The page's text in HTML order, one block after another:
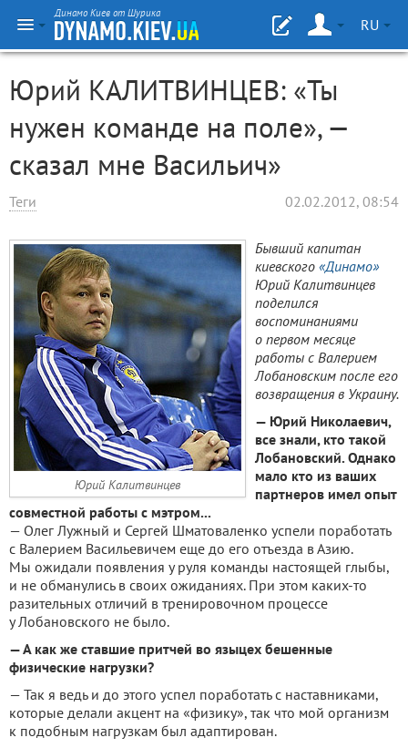
Динамо Киев от Шурика
RU
Юрий КАЛИТВИНЦЕВ: «Ты
нужен команде на поле», —
сказал мне Васильич»
Теги 02.02.2012, 08:54
Юрий Калитвинцев
Бывший капитан
киевского «Динамо»
Юрий Калитвинцев
поделился
воспоминаниями
о первом месяце
работы с Валерием
Лобановским после его
возвращения в Украину.
— Юрий Николаевич,
все знали, кто такой
Лобановский. Однако
мало кто из ваших
партнеров имел опыт
совместной работы с мэтром...
— Олег Лужный и Сергей Шматоваленко успели поработать
с Валерием Васильевичем еще до его отъезда в Азию.
Мы ожидали появления у руля команды настоящей глыбы,
и не обманулись в своих ожиданиях. При этом каких-то
разительных отличий в тренировочном процессе
у Лобановского не было.
— А как же ставшие притчей во языцех бешенные
физические нагрузки?
— Так я ведь и до этого успел поработать с наставниками,
которые делали акцент на «физику», так что мой организм
к подобным нагрузкам был адаптирован.